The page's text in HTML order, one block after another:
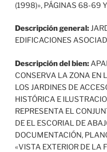
(1998)», PÁGINAS 68-69
Descripción general:
EDIFICACIONES
Descripción del bien:
CONSERVA LA ZONA EN
LOS JARDINES DE
HISTÓRICA E
REPRESENTA EL
DE EL ESCORIAL DE
DOCUMENTACIÓN,
«VISTA EXTERIOR DE LA